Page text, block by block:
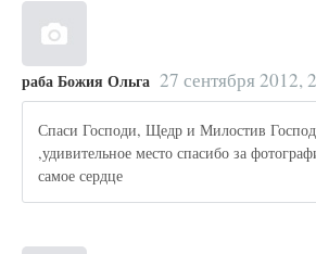
раба Божия Ольга 27 сентября 2012,
Спаси Господи, Щедр и Милостив
,удивительное место спасибо за
самое сердце